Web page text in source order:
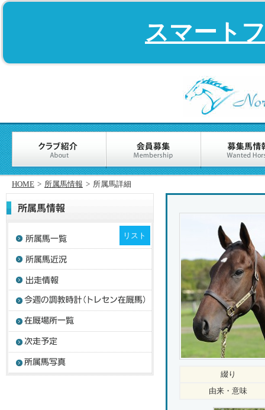
スマート
HOME > 所属馬情報 > 所属馬詳細
リスト
綴り
由来・意味